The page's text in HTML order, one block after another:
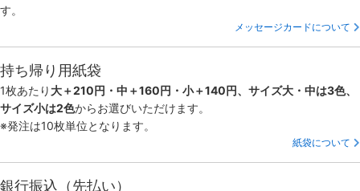
す。
メッセージカードについて
持ち帰り用紙袋
1枚あたり 大＋210円・中＋160円・小＋140円、サイズ大・中は3色、
サイズ小は2色からお選びいただけます。
※発注は10枚単位となります。
紙袋について
銀行振込（先払い）